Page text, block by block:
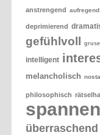
anstrengend aufregend
deprimierend
gefühlvoll
intelligent
melancholisch
philosophisch
überraschend